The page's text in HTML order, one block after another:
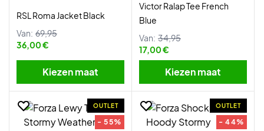
RSL Roma Jacket Black
Van: 69,95
36,00 €
Kiezen maat
Victor Ralap Tee French
Blue
Van: 34,95
17,00 €
Kiezen maat
OUTLET
- 55%
OUTLET
- 44%